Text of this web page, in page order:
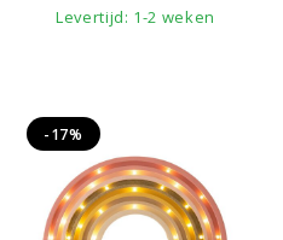
Levertijd: 1-2 weken
-17%